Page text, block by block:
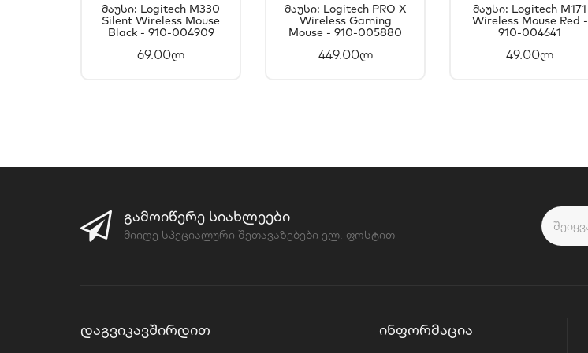
ᲙᲐᲚᲐᲗᲐᲨᲘ
ᲓᲐᲛᲐᲢᲔᲑᲐ
Მაუსი: Logitech M330
Silent Wireless Mouse
Black - 910-004909
69.00ლ
ᲙᲐᲚᲐᲗᲐᲨᲘ
ᲓᲐᲛᲐᲢᲔᲑᲐ
Მაუსი: Logitech PRO X
Wireless Gaming
Mouse - 910-005880
449.00ლ
ᲙᲐᲚᲐᲗᲐᲨᲘ
ᲓᲐᲛᲐᲢᲔᲑᲐ
Მაუსი: Logitech M171
Wireless Mouse Red -
910-004641
49.00ლ
ᲒᲐᲛᲝᲘᲬᲔᲠᲔ ᲡᲘᲐᲮᲚᲔᲔᲑᲘ
მიიღე სპეციალური შეთავაზებები ელ. ფოსტით
ᲓᲐᲒᲕᲘᲙᲐᲕᲨᲘᲠᲓᲘᲗ ᲘᲜᲤᲝᲠᲛᲐᲪᲘᲐ